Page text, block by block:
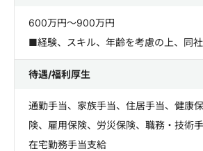
600万円～900万円
■経験、スキル、年齢を考慮の上、同
待遇/福利厚生
通勤手当、家族手当、住居手当、健康
険、雇用保険、労災保険、職務・技術
在宅勤務手当支給